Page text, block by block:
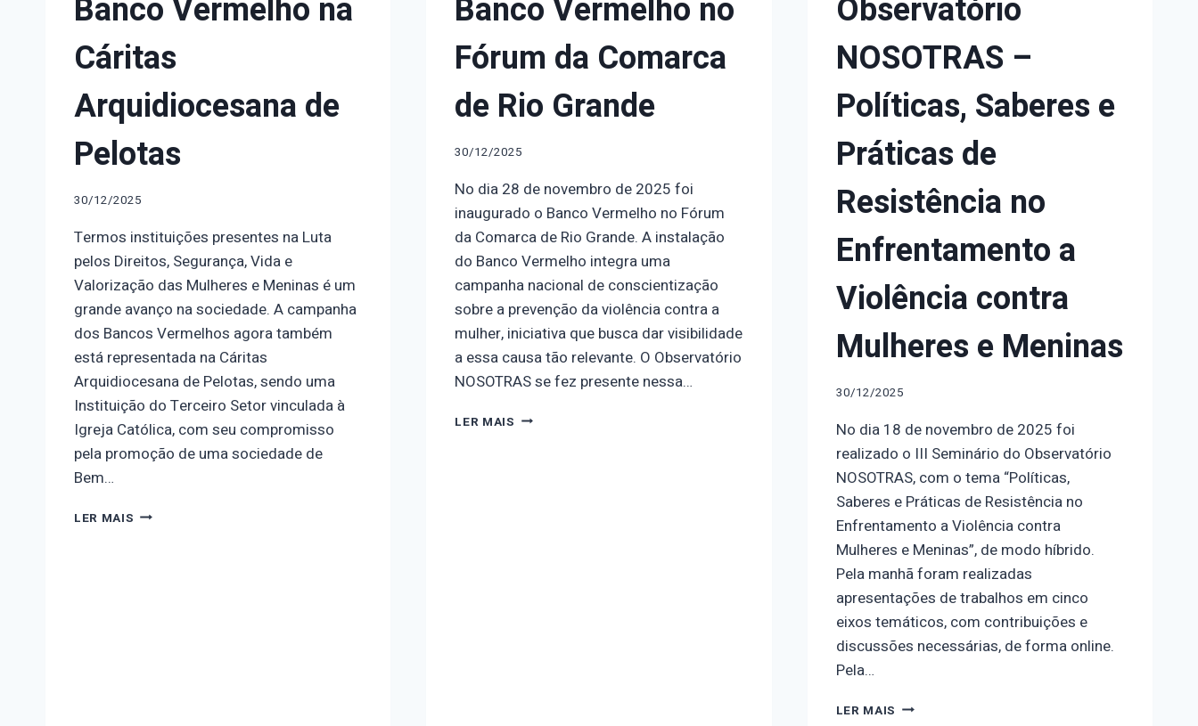
Banco Vermelho na
Cáritas
Arquidiocesana de
Pelotas
30/12/2025
Termos instituições presentes na Luta
pelos Direitos, Segurança, Vida e
Valorização das Mulheres e Meninas é um
grande avanço na sociedade. A campanha
dos Bancos Vermelhos agora também
está representada na Cáritas
Arquidiocesana de Pelotas, sendo uma
Instituição do Terceiro Setor vinculada à
Igreja Católica, com seu compromisso
pela promoção de uma sociedade de
Bem…
LER MAIS INAUGURAÇÃO
Banco Vermelho no
Fórum da Comarca
de Rio Grande
30/12/2025
No dia 28 de novembro de 2025 foi
inaugurado o Banco Vermelho no Fórum
da Comarca de Rio Grande. A instalação
do Banco Vermelho integra uma
campanha nacional de conscientização
sobre a prevenção da violência contra a
mulher, iniciativa que busca dar visibilidade
a essa causa tão relevante. O Observatório
NOSOTRAS se fez presente nessa…
LER MAIS INAUGURAÇÃO
Observatório
NOSOTRAS –
Políticas, Saberes e
Práticas de
Resistência no
Enfrentamento a
Violência contra
Mulheres e Meninas
30/12/2025
No dia 18 de novembro de 2025 foi
realizado o III Seminário do Observatório
NOSOTRAS, com o tema “Políticas,
Saberes e Práticas de Resistência no
Enfrentamento a Violência contra
Mulheres e Meninas”, de modo híbrido.
Pela manhã foram realizadas
apresentações de trabalhos em cinco
eixos temáticos, com contribuições e
discussões necessárias, de forma online.
Pela…
LER MAIS III